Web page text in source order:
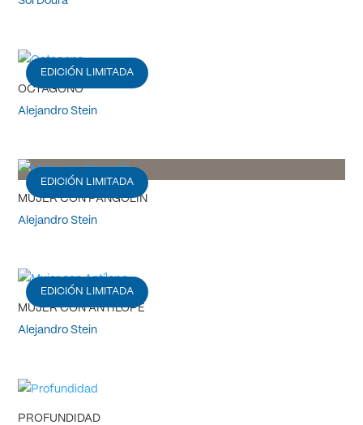
EDICIÓN LIMITADA
OCTAGONO
Alejandro Stein
EDICIÓN LIMITADA
MUJER CON PANGOLÍN
Alejandro Stein
EDICIÓN LIMITADA
MUJER CON ANTÍLOPE
Alejandro Stein
PROFUNDIDAD